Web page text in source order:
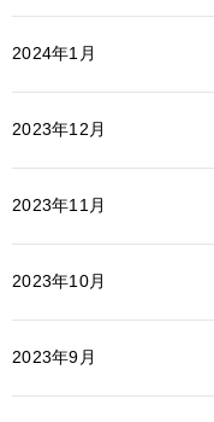
2024年1月
2023年12月
2023年11月
2023年10月
2023年9月